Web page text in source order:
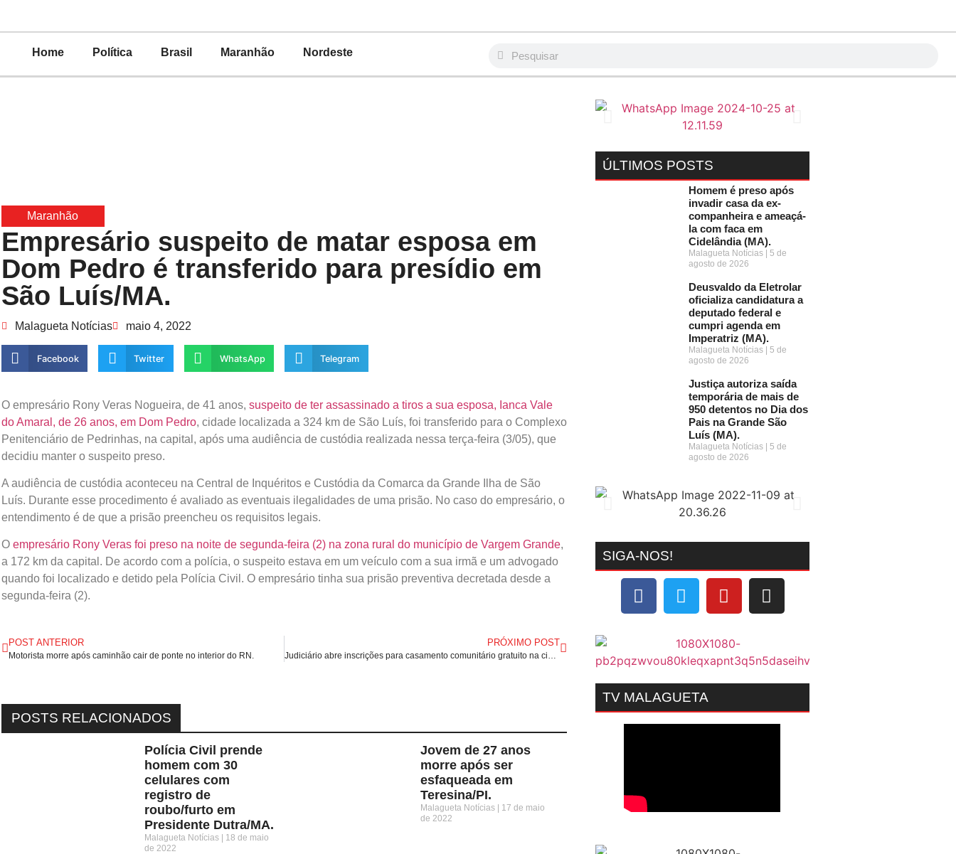
Home Política Brasil Maranhão Nordeste
Maranhão
Empresário suspeito de matar esposa em
Dom Pedro é transferido para presídio em
São Luís/MA.
Malagueta Notícias maio 4, 2022
Facebook Twitter WhatsApp Telegram
O empresário Rony Veras Nogueira, de 41 anos, suspeito de ter assassinado a tiros a sua esposa, Ianca Vale
do Amaral, de 26 anos, em Dom Pedro, cidade localizada a 324 km de São Luís, foi transferido para o Complexo
Penitenciário de Pedrinhas, na capital, após uma audiência de custódia realizada nessa terça-feira (3/05), que
decidiu manter o suspeito preso.
A audiência de custódia aconteceu na Central de Inquéritos e Custódia da Comarca da Grande Ilha de São
Luís. Durante esse procedimento é avaliado as eventuais ilegalidades de uma prisão. No caso do empresário, o
entendimento é de que a prisão preencheu os requisitos legais.
O empresário Rony Veras foi preso na noite de segunda-feira (2) na zona rural do município de Vargem Grande,
a 172 km da capital. De acordo com a polícia, o suspeito estava em um veículo com a sua irmã e um advogado
quando foi localizado e detido pela Polícia Civil. O empresário tinha sua prisão preventiva decretada desde a
segunda-feira (2).
POST ANTERIOR
Motorista morre após caminhão cair de ponte no interior do RN.
PRÓXIMO POST
Judiciário abre inscrições para casamento comunitário gratuito na cidade de Penalva/MA.
POSTS RELACIONADOS
Polícia Civil prende
homem com 30
celulares com
registro de
roubo/furto em
Presidente Dutra/MA.
Malagueta Notícias
18 de maio
de 2022
Jovem de 27 anos
morre após ser
esfaqueada em
Teresina/PI.
Malagueta Notícias
17 de maio
de 2022
ÚLTIMOS POSTS
Homem é preso após
invadir casa da ex-
companheira e ameaçá-
la com faca em
Cidelândia (MA).
Malagueta Notícias
5 de
agosto de 2026
Deusvaldo da Eletrolar
oficializa candidatura a
deputado federal e
cumpri agenda em
Imperatriz (MA).
Malagueta Notícias
5 de
agosto de 2026
Justiça autoriza saída
temporária de mais de
950 detentos no Dia dos
Pais na Grande São
Luís (MA).
Malagueta Notícias
5 de
agosto de 2026
SIGA-NOS!
TV MALAGUETA